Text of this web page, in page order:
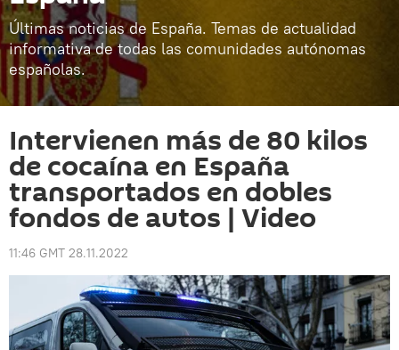
Últimas noticias de España. Temas de actualidad
informativa de todas las comunidades autónomas
españolas.
Intervienen más de 80 kilos
de cocaína en España
transportados en dobles
fondos de autos | Video
11:46 GMT 28.11.2022